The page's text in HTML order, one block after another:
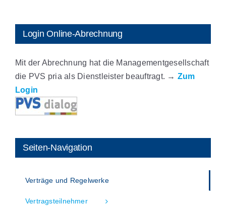
Login Online-Abrechnung
Mit der Abrechnung hat die Managementgesellschaft
die PVS pria als Dienstleister beauftragt. → Zum
Login
Seiten-Navigation
Verträge und Regelwerke
Vertragsteilnehmer